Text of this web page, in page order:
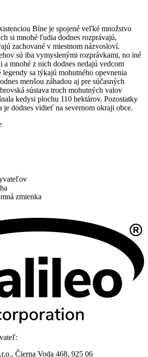
Bíne je spojené veľké množstvo
si mnohé ľudia dodnes rozprávajú,
zachované v miestnom názvosloví.
sú iba vymyslenými rozprávkami, no iné
a mnohé z nich dodnes nedajú vedcom
sa týkajú mohutného opevnenia
menšou záhadou aj pre súčasných
sústava troch mohutných valov
kedysi plochu 110 hektárov. Pozostatky
je dodnes vidieť na severnom okraji obce.
zmienka
Čierna Voda 468, 925 06